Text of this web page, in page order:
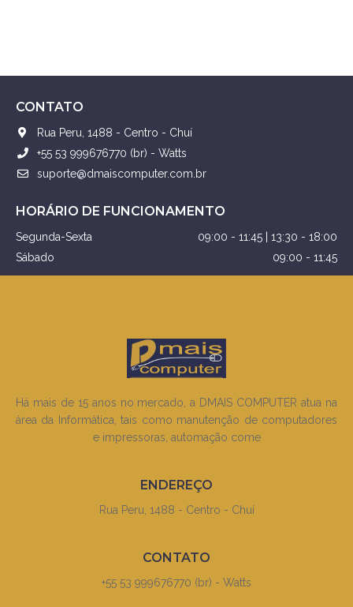
CONTATO
Rua Peru, 1488 - Centro - Chuí
+55 53 999676770 (br) - Watts
suporte@dmaiscomputer.com.br
HORÁRIO DE FUNCIONAMENTO
Segunda-Sexta
09:00 - 11:45 | 13:30 - 18:00
Sábado
09:00 - 11:45
Há mais de 15 anos no mercado, a DMAIS COMPUTER atua na
área da Informática, tais como manutenção de computadores
e impressoras, automação come
ENDEREÇO
Rua Peru, 1488 - Centro - Chuí
CONTATO
+55 53 999676770 (br) - Watts